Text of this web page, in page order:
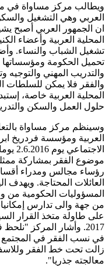
ويطالب مركز مساواة في
العربي وهي التشغيل
ان الجمهور العربي أصبح
المحلية العربية وأعضاء
تشغيل الشباب والنساء.
تحميل الحكومة ومؤسساتها
والتدريب المهني والتوجيه
والفقر فلا يمكن للسلطات
المحلية العربية خاصة،
حلول العمل والسكن
وسينظم مركز مساواة
العربية ومؤسسة فردريخ
موضوع الفقر بمشاركة
رؤساء مجالس ومدراء
العائلات المحتاجة. ويهدف
المسؤوليات الحكومية من
من جهة والى تدارس
على طاولة متخذ القرار
2017. وأشار المركز
في نسب الفقر في المجتمع
زالت تحت خط الفقر
معالجته جذريا".